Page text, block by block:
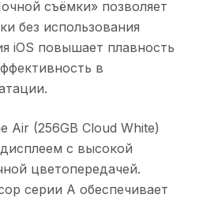
съёмки» позволяет
без использования
iOS повышает плавность
в
Air (256GB Cloud White)
с высокой
цветопередачей.
серии A обеспечивает